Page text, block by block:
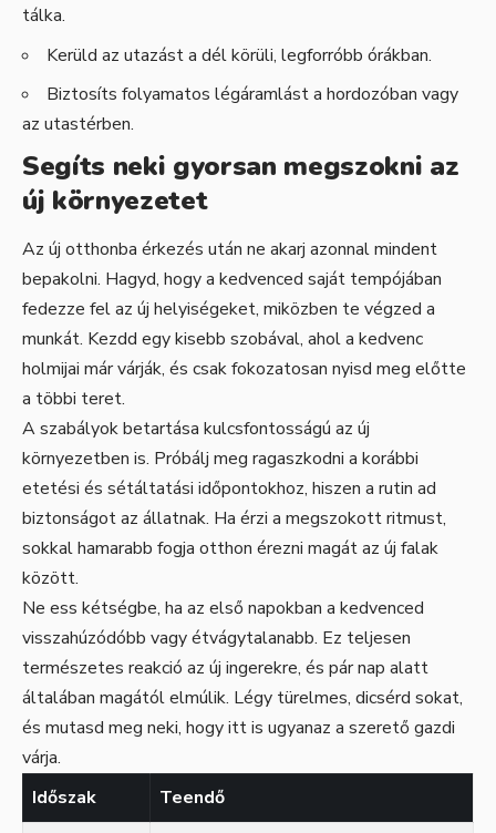
tálka.
Kerüld az utazást a dél körüli, legforróbb órákban.
Biztosíts folyamatos légáramlást a hordozóban vagy
az utastérben.
Segíts neki gyorsan megszokni az
új környezetet
Az új otthonba érkezés után ne akarj azonnal mindent
bepakolni. Hagyd, hogy a kedvenced saját tempójában
fedezze fel az új helyiségeket, miközben te végzed a
munkát. Kezdd egy kisebb szobával, ahol a kedvenc
holmijai már várják, és csak fokozatosan nyisd meg előtte
a többi teret.
A szabályok betartása kulcsfontosságú az új
környezetben is. Próbálj meg ragaszkodni a korábbi
etetési és sétáltatási időpontokhoz, hiszen a rutin ad
biztonságot az állatnak. Ha érzi a megszokott ritmust,
sokkal hamarabb fogja otthon érezni magát az új falak
között.
Ne ess kétségbe, ha az első napokban a kedvenced
visszahúzódóbb vagy étvágytalanabb. Ez teljesen
természetes reakció az új ingerekre, és pár nap alatt
általában magától elmúlik. Légy türelmes, dicsérd sokat,
és mutasd meg neki, hogy itt is ugyanaz a szerető gazdi
várja.
Időszak
Teendő